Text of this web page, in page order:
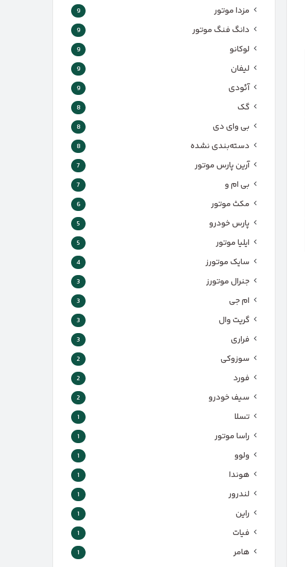
مزدا موتور 9
دانگ فنگ موتور 9
لوکانو 9
لیفان 9
آئودی 9
گک 8
بی وای دی 8
دسته‌بندی نشده 8
آرین پارس موتور 7
بی ام و 7
مکث موتور 6
پارس‌ خودرو 5
ایلیا موتور 5
سایک موتورز 4
جنرال موتورز 3
ام جی 3
گریت وال 3
فراری 3
سوزوکی 2
فورد 2
سیف خودرو 2
تسلا 1
راسا موتور 1
ولوو 1
هوندا 1
لندرور 1
راین 1
فیات 1
هامر 1